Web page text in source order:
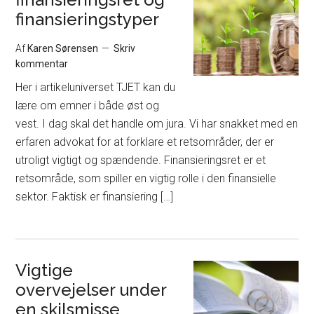
finansieringstyper
AfKaren Sørensen
Skriv
kommentar
Her i artikeluniverset TJET kan du
lære om emner i både øst og
vest. I dag skal det handle om jura. Vi har snakket med en
erfaren advokat for at forklare et retsområder, der er
utroligt vigtigt og spændende. Finansieringsret er et
retsområde, som spiller en vigtig rolle i den finansielle
sektor. Faktisk er finansiering […]
Vigtige
overvejelser under
en skilsmisse